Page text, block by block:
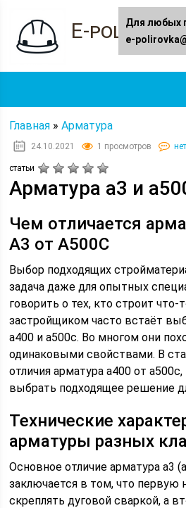
E-
Главная »Арматура
24.10.2021 1 просмотров
статьи
Арматура а3 и
Чем отличается
А3 от А500С
Выбор подходящих
задача даже для опытных
говорить о тех, кто строит что-
застройщиком часто встаёт
а400 и а500с. Во многом они
одинаковыми свойствами. В
отличия арматура а400 от
выбрать подходящее решение
Технические
арматуры разных
Основное отличие арматура а3
заключается в том, что первую
скреплять дуговой сваркой, а
Для любых
e-